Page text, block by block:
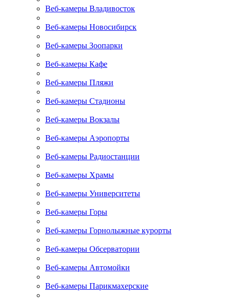
Веб-камеры Владивосток
Веб-камеры Новосибирск
Веб-камеры Зоопарки
Веб-камеры Кафе
Веб-камеры Пляжи
Веб-камеры Стадионы
Веб-камеры Вокзалы
Веб-камеры Аэропорты
Веб-камеры Радиостанции
Веб-камеры Храмы
Веб-камеры Университеты
Веб-камеры Горы
Веб-камеры Горнолыжные курорты
Веб-камеры Обсерватории
Веб-камеры Автомойки
Веб-камеры Парикмахерские